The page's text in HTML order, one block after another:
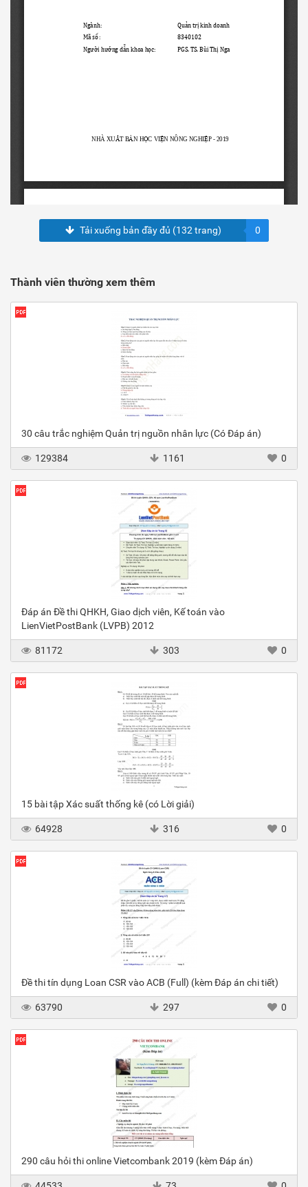
Tải xuống bản đầy đủ (132 trang) 0
Thành viên thường xem thêm
30 câu trắc nghiệm Quản trị nguồn nhân lực (Có Đáp án)
129384 1161 0
Đáp án Đề thi QHKH, Giao dịch viên, Kế toán vào
LienVietPostBank (LVPB) 2012
81172 303 0
15 bài tập Xác suất thống kê (có Lời giải)
64928 316 0
Đề thi tín dụng Loan CSR vào ACB (Full) (kèm Đáp án chi tiết)
63790 297 0
290 câu hỏi thi online Vietcombank 2019 (kèm Đáp án)